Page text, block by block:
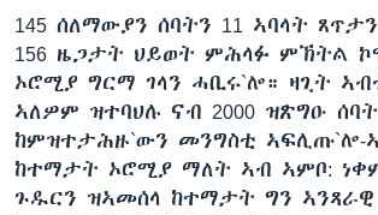
145 ሰለማውያን ሰባትን 11 ኣባላት
156 ዜጋታት ህይወት ምሕላፉ ምኽትል
ኦሮሚያ ግርማ ገላን ሓቢሩ`ሎ። ዛጊት
ኣለዎም ዝተባህሉ ናብ 2000 ዝጽግዑ ሰባት
ከምዝተታሕዙ`ውን መንግስቲ ኣፍሊጡ`ሎ-
ከተማታት ኦሮሚያ ማለት ኣብ ኣምቦ:
ጉዱርን ዝኣመሰላ ከተማታት ግን ኣንጻራዊ